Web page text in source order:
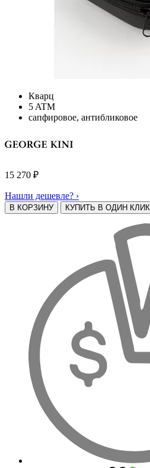
Кварц
5 ATM
сапфировое, антибликовое
15 270 ₽
Нашли дешевле? ›
В КОРЗИНУ КУПИТЬ В ОДИН КЛИК